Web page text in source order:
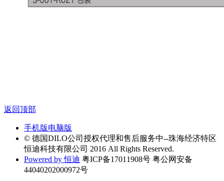
返回顶部
手机版电脑版
© 德国DILO公司授权代理和售后服务中--珠海经济特区
恒迪科技有限公司 2016 All Rights Reserved.
Powered by 恒迪 粤ICP备17011908号 粤公网安备
44040202000972号